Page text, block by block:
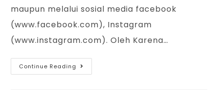
maupun melalui sosial media facebook
(www.facebook.com), Instagram
(www.instagram.com). Oleh Karena…
Continue Reading